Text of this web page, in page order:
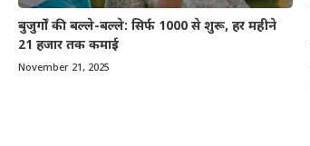
बुजुर्गों की बल्ले-बल्ले: सिर्फ 1000 से शुरू, हर महीने
21 हजार तक कमाई
November 21, 2025